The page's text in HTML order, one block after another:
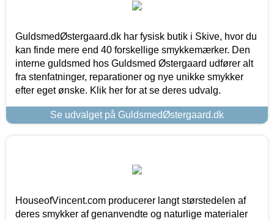
GuldsmedØstergaard.dk har fysisk butik i Skive, hvor du
kan finde mere end 40 forskellige smykkemærker. Den
interne guldsmed hos Guldsmed Østergaard udfører alt
fra stenfatninger, reparationer og nye unikke smykker
efter eget ønske. Klik her for at se deres udvalg.
Se udvalget på GuldsmedØstergaard.dk
HouseofVincent.com producerer langt størstedelen af
deres smykker af genanvendte og naturlige materialer